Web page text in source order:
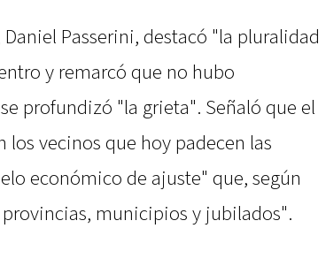
Passerini, destacó "la pluralidad
y remarcó que no hubo
profundizó "la grieta". Señaló que el
vecinos que hoy padecen las
económico de ajuste" que, según
municipios y jubilados".